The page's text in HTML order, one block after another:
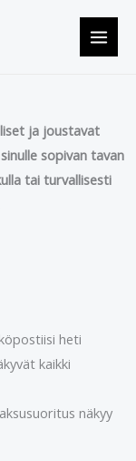
ja joustavat
sopivan tavan
tai turvallisesti
heti
kaikki
näkyy